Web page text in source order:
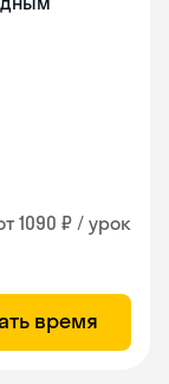
1090 ₽ / урок
время